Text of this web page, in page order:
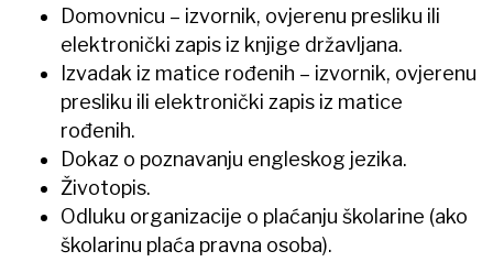
Domovnicu – izvornik, ovjerenu presliku ili
elektronički zapis iz knjige državljana.
Izvadak iz matice rođenih – izvornik, ovjerenu
presliku ili elektronički zapis iz matice
rođenih.
Dokaz o poznavanju engleskog jezika.
Životopis.
Odluku organizacije o plaćanju školarine (ako
školarinu plaća pravna osoba).